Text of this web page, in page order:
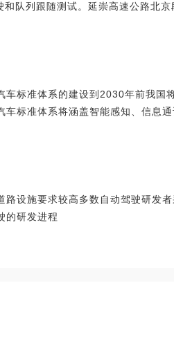
队列跟随测试。延崇高速公路北
标准体系的建设到2030年前我国
标准体系将涵盖智能感知、信息
设施要求较高多数自动驾驶研发
的研发进程